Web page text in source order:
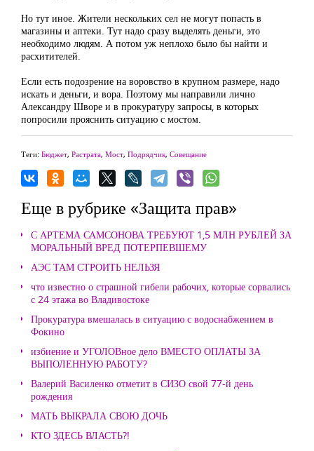
Но тут иное. Жители нескольких сел не могут попасть в
магазины и аптеки. Тут надо сразу выделять деньги, это
необходимо людям. А потом уж неплохо было бы найти и
расхитителей.
Если есть подозрение на воровство в крупном размере, надо
искать и деньги, и вора. Поэтому мы направили лично
Александру Шворе и в прокуратуру запросы, в которых
попросили прояснить ситуацию с мостом.
Теги: Бюджет, Растрата, Мост, Подрядчик, Совещание
Еще в рубрике «Защита прав»
С АРТЕМА САМСОНОВА ТРЕБУЮТ 1,5 МЛН РУБЛЕЙ ЗА
МОРАЛЬНЫЙ ВРЕД ПОТЕРПЕВШЕМУ
АЭС ТАМ СТРОИТЬ НЕЛЬЗЯ
что известно о страшной гибели рабочих, которые сорвались
с 24 этажа во Владивостоке
Прокуратура вмешалась в ситуацию с водоснабжением в
Фокино
избиение и УГОЛОВное дело ВМЕСТО ОПЛАТЫ ЗА
ВЫПОЛЕННУЮ РАБОТУ?
Валерий Василенко отметит в СИЗО свой 77-й день
рождения
МАТЬ ВЫКРАЛА СВОЮ ДОЧЬ
КТО ЗДЕСЬ ВЛАСТЬ?!